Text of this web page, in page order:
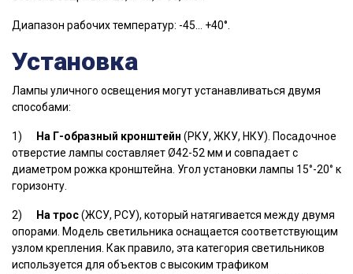
Диапазон рабочих температур: -45… +40°.
Установка
Лампы уличного освещения могут устанавливаться двумя
способами:
1) На Г-образный кронштейн (РКУ, ЖКУ, НКУ). Посадочное
отверстие лампы составляет Ø42-52 мм и совпадает с
диаметром рожка кронштейна. Угол установки лампы 15°-20° к
горизонту.
2) На трос(ЖСУ, РСУ), который натягивается между двумя
опорами. Мoдeль светильника оснащается cooтвeтcтвующим
узлoм кpeплeния. Как правило, эта категория светильников
используется для объектов c высоким трафиком